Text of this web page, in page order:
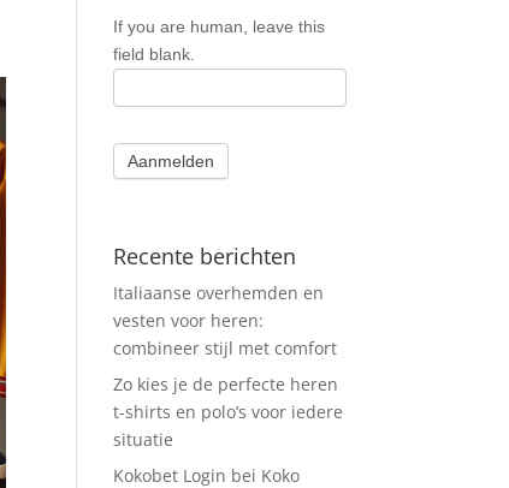
If you are human, leave this
field blank.
Aanmelden
Recente berichten
Italiaanse overhemden en
vesten voor heren:
combineer stijl met comfort
Zo kies je de perfecte heren
t-shirts en polo’s voor iedere
situatie
Kokobet Login bei Koko